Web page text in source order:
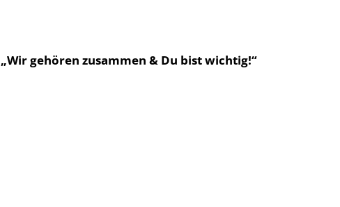
„Wir gehören zusammen & Du bist wichtig!“